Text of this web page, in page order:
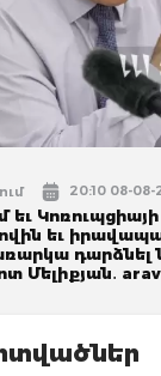
20:10 08-08-
եւ
եւ
դարձնել
Մելիքյան․